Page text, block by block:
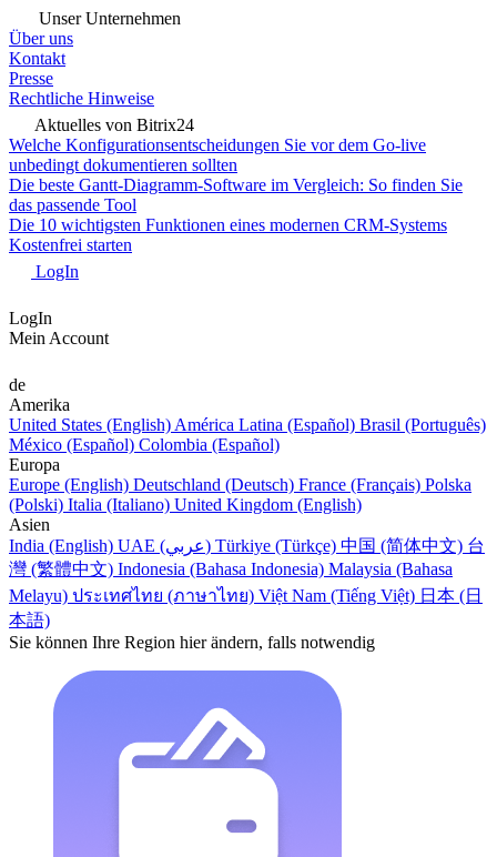
Unser Unternehmen
Über uns
Kontakt
Presse
Rechtliche Hinweise
Aktuelles von Bitrix24
Welche Konfigurationsentscheidungen Sie vor dem Go-live
unbedingt dokumentieren sollten
Die beste Gantt-Diagramm-Software im Vergleich: So finden Sie
das passende Tool
Die 10 wichtigsten Funktionen eines modernen CRM-Systems
Kostenfrei starten
LogIn
LogIn
Mein Account
de
Amerika
United States (English) América Latina (Español) Brasil (Português)
México (Español) Colombia (Español)
Europa
Europe (English) Deutschland (Deutsch) France (Français) Polska
(Polski) Italia (Italiano) United Kingdom (English)
Asien
India (English)
UAE (عربي) Türkiye (Türkçe) 中国 (简体中文) 台
灣 (繁體中文) Indonesia (Bahasa Indonesia) Malaysia (Bahasa
Melayu) ประเทศไทย (ภาษาไทย) Việt Nam (Tiếng Việt) 日本 (日
本語)
Sie können Ihre Region hier ändern, falls notwendig